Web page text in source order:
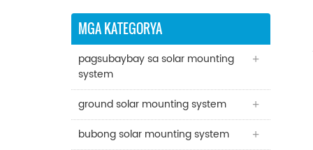
MGA KATEGORYA
pagsubaybay sa solar mounting
system
ground solar mounting system
bubong solar mounting system